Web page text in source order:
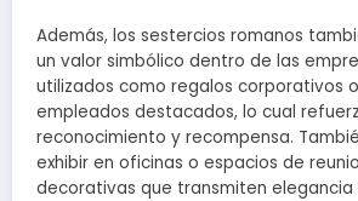
Además, los sestercios romanos
un valor simbólico dentro de las
utilizados como regalos corporativos
empleados destacados, lo cual
reconocimiento y recompensa.
exhibir en oficinas o espacios de
decorativas que transmiten elegancia